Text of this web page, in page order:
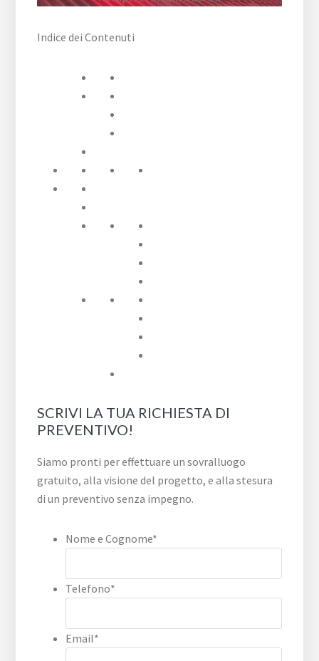
Indice dei Contenuti
SCRIVI LA TUA RICHIESTA DI
PREVENTIVO!
Siamo pronti per effettuare un sovralluogo
gratuito, alla visione del progetto, e alla stesura
di un preventivo senza impegno.
Nome e Cognome*
Telefono*
Email*